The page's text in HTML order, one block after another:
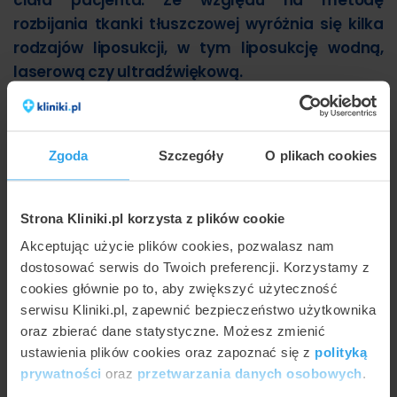
Zgoda Szczegóły O plikach cookies
Strona Kliniki.pl korzysta z plików cookie
Akceptując użycie plików cookies, pozwalasz nam
dostosować serwis do Twoich preferencji. Korzystamy z
cookies głównie po to, aby zwiększyć użyteczność
serwisu Kliniki.pl, zapewnić bezpieczeństwo użytkownika
oraz zbierać dane statystyczne. Możesz zmienić
ustawienia plików cookies oraz zapoznać się z polityką
prywatności oraz przetwarzania danych osobowych.
rozbijania tkanki tłuszczowej wyróżnia się kilka
rodzajów liposukcji, w tym liposukcję wodną,
laserową czy ultradźwiękową.